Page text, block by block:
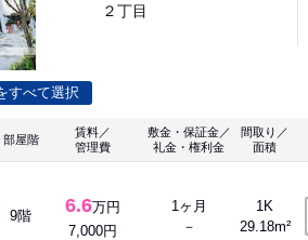
２丁目
すべて選択
部屋階
賃料／
管理費
敷金・保証金／
礼金・権利金
間取り／
面積
9階 6.6万円
7,000円
1ヶ月
－
1K
29.18m²